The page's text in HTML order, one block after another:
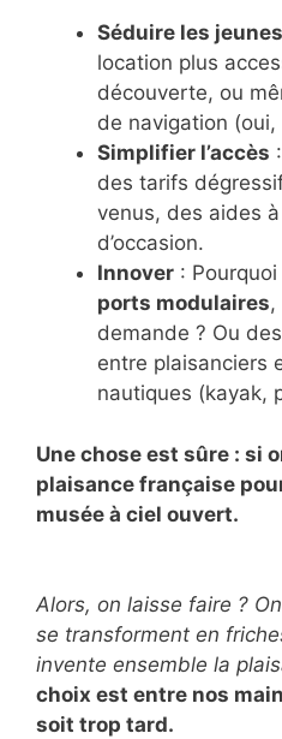
Séduire les jeunes
location plus
découverte, ou
de navigation
Simplifier l’accès
des tarifs
venus, des aides
d’occasion.
Innover :
ports modulaires,
demande ? Ou
entre plaisanciers
nautiques (kayak,
Une chose est sûre : si
plaisance française
musée à ciel ouvert.
Alors, on laisse faire ?
se transforment en
invente ensemble la
choix est entre nos
soit trop tard.